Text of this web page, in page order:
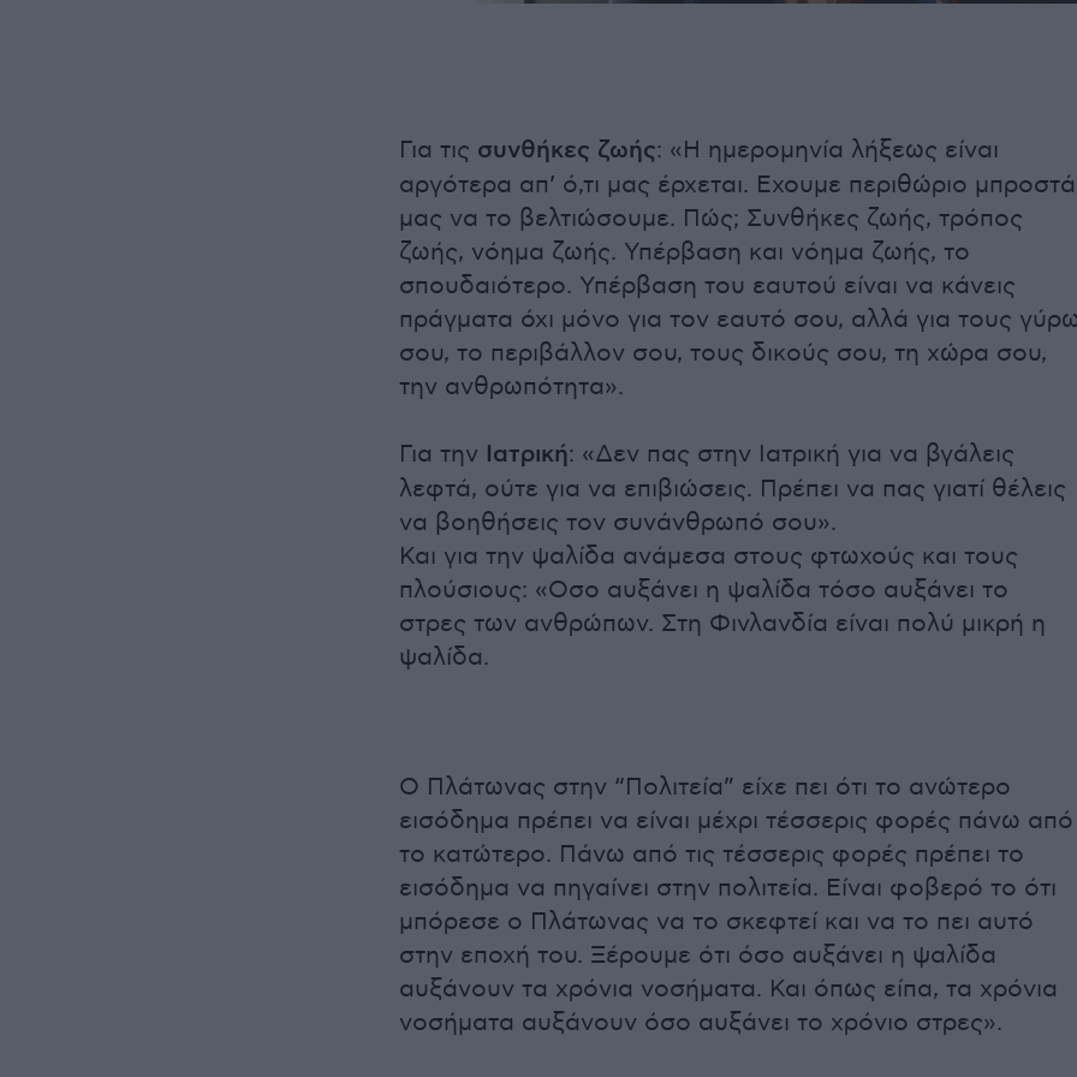
Για τις συνθήκες ζωής: «Η ημερομηνία λήξεως είναι
αργότερα απ’ ό,τι μας έρχεται. Εχουμε περιθώριο μπροστά
μας να το βελτιώσουμε. Πώς; Συνθήκες ζωής, τρόπος
ζωής, νόημα ζωής. Υπέρβαση και νόημα ζωής, το
σπουδαιότερο. Υπέρβαση του εαυτού είναι να κάνεις
πράγματα όχι μόνο για τον εαυτό σου, αλλά για τους
σου, το περιβάλλον σου, τους δικούς σου, τη χώρα σου,
την ανθρωπότητα».
Για την Ιατρική: «Δεν πας στην Ιατρική για να βγάλεις
λεφτά, ούτε για να επιβιώσεις. Πρέπει να πας γιατί θέλεις
να βοηθήσεις τον συνάνθρωπό σου».
Και για την ψαλίδα ανάμεσα στους φτωχούς και τους
πλούσιους: «Οσο αυξάνει η ψαλίδα τόσο αυξάνει το
στρες των ανθρώπων. Στη Φινλανδία είναι πολύ μικρή η
ψαλίδα.
Ο Πλάτωνας στην “Πολιτεία” είχε πει ότι το ανώτερο
εισόδημα πρέπει να είναι μέχρι τέσσερις φορές πάνω από
το κατώτερο. Πάνω από τις τέσσερις φορές πρέπει το
εισόδημα να πηγαίνει στην πολιτεία. Είναι φοβερό το ότι
μπόρεσε ο Πλάτωνας να το σκεφτεί και να το πει αυτό
στην εποχή του. Ξέρουμε ότι όσο αυξάνει η ψαλίδα
αυξάνουν τα χρόνια νοσήματα. Και όπως είπα, τα χρόνια
νοσήματα αυξάνουν όσο αυξάνει το χρόνιο στρες».